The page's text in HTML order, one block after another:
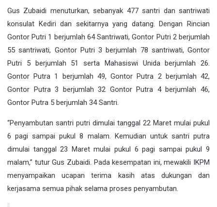
Gus Zubaidi menuturkan, sebanyak 477 santri dan santriwati
konsulat Kediri dan sekitarnya yang datang. Dengan Rincian
Gontor Putri 1 berjumlah 64 Santriwati, Gontor Putri 2 berjumlah
55 santriwati, Gontor Putri 3 berjumlah 78 santriwati, Gontor
Putri 5 berjumlah 51 serta Mahasiswi Unida berjumlah 26.
Gontor Putra 1 berjumlah 49, Gontor Putra 2 berjumlah 42,
Gontor Putra 3 berjumlah 32 Gontor Putra 4 berjumlah 46,
Gontor Putra 5 berjumlah 34 Santri.
“Penyambutan santri putri dimulai tanggal 22 Maret mulai pukul
6 pagi sampai pukul 8 malam. Kemudian untuk santri putra
dimulai tanggal 23 Maret mulai pukul 6 pagi sampai pukul 9
malam,” tutur Gus Zubaidi. Pada kesempatan ini, mewakili IKPM
menyampaikan ucapan terima kasih atas dukungan dan
kerjasama semua pihak selama proses penyambutan.